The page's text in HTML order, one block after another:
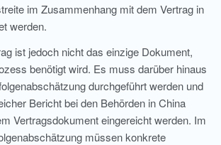
im Zusammenhang mit dem Vertrag in
werden.
ist jedoch nicht das einzige Dokument,
benötigt wird. Es muss darüber hinaus
durchgeführt werden und
Bericht bei den Behörden in China
Vertragsdokument eingereicht werden. Im
müssen konkrete